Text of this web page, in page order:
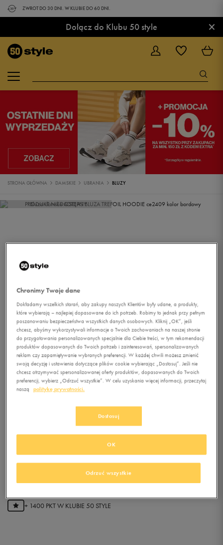
ZWROT DO 30 DNI. W KLUBIE DO 60 DNI.
Dołącz do Klubu 50 style ×
STRONA GŁÓWNA DAMSKIE UBRANIA BLUZY
PRODUKT NIEDOSTĘPNY
HOODIE
279,99złz Vat
+ 1400 PKT W KLUBIE 50 STYLE
Chronimy Twoje dane
Dokładamy wszelkich starań, aby zakupy naszych Klientów były udane, a produkty,
które wybierają – najlepiej dopasowane do ich potrzeb. Robimy to jednak przy pełnym
poszanowaniu bezpieczeństwa wszystkich danych osobowych. Kliknij „OK”, jeśli
chcesz, abyśmy wykorzystywali informacje o Twoich zachowaniach na naszej stronie
do przygotowania personalizowanych specjalnie dla Ciebie treści, w tym rekomendacji
produktów dopasowanych do Twoich potrzeb i zainteresowań, spersonalizowanych
reklam czy zapamiętywanie wybranych preferencji. W każdej chwili możesz zmienić
swoją decyzję i ustawienia dotyczące plików cookie wybierając „Dostosuj”. Jeśli nie
chcesz otrzymywać spersonalizowanej oferty produktów, dopasowanych do Twoich
preferencji, wybierz „Odrzuć wszystkie”. W celu uzyskania więcej informacji, przeczytaj
naszą
politykę prywatności.
Dostosuj
Odrzuć wszystkie
OK